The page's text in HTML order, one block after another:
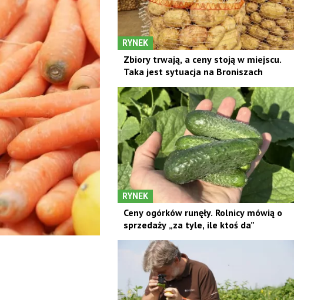
RYNEK
Zbiory trwają, a ceny stoją w miejscu.
Taka jest sytuacja na Broniszach
RYNEK
Ceny ogórków runęły. Rolnicy mówią o
sprzedaży „za tyle, ile ktoś da”